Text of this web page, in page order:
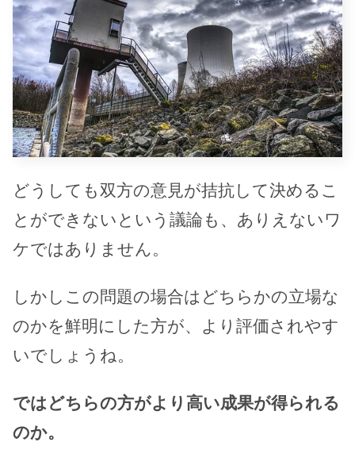
どうしても双方の意見が拮抗して決めるこ
とができないという議論も、ありえないワ
ケではありません。
しかしこの問題の場合はどちらかの立場な
のかを鮮明にした方が、より評価されやす
いでしょうね。
ではどちらの方がより高い成果が得られる
のか。